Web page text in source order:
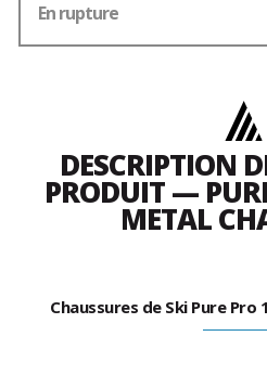
En rupture
DESCRIPTION
PRODUIT —
METAL
Chaussures de Ski Pure Pro